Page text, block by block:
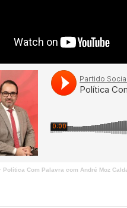
· Política Com Palavra com André Moz